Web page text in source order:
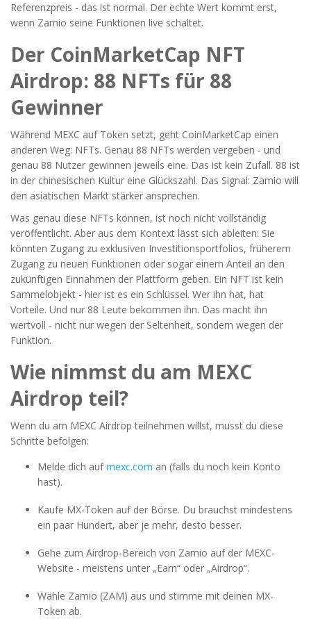
Referenzpreis - das ist normal. Der echte Wert kommt erst,
wenn Zamio seine Funktionen live schaltet.
Der CoinMarketCap NFT
Airdrop: 88 NFTs für 88
Gewinner
Während MEXC auf Token setzt, geht CoinMarketCap einen
anderen Weg: NFTs. Genau 88 NFTs werden vergeben - und
genau 88 Nutzer gewinnen jeweils eine. Das ist kein Zufall. 88 ist
in der chinesischen Kultur eine Glückszahl. Das Signal: Zamio will
den asiatischen Markt stärker ansprechen.
Was genau diese NFTs können, ist noch nicht vollständig
veröffentlicht. Aber aus dem Kontext lässt sich ableiten: Sie
könnten Zugang zu exklusiven Investitionsportfolios, früherem
Zugang zu neuen Funktionen oder sogar einem Anteil an den
zukünftigen Einnahmen der Plattform geben. Ein NFT ist kein
Sammelobjekt - hier ist es ein Schlüssel. Wer ihn hat, hat
Vorteile. Und nur 88 Leute bekommen ihn. Das macht ihn
wertvoll - nicht nur wegen der Seltenheit, sondern wegen der
Funktion.
Wie nimmst du am MEXC
Airdrop teil?
Wenn du am MEXC Airdrop teilnehmen willst, musst du diese
Schritte befolgen:
Melde dich aufmexc.com an (falls du noch kein Konto
hast).
Kaufe MX-Token auf der Börse. Du brauchst mindestens
ein paar Hundert, aber je mehr, desto besser.
Gehe zum Airdrop-Bereich von Zamio auf der MEXC-
Website - meistens unter „Earn“ oder „Airdrop“.
Wähle Zamio (ZAM) aus und stimme mit deinen MX-
Token ab.